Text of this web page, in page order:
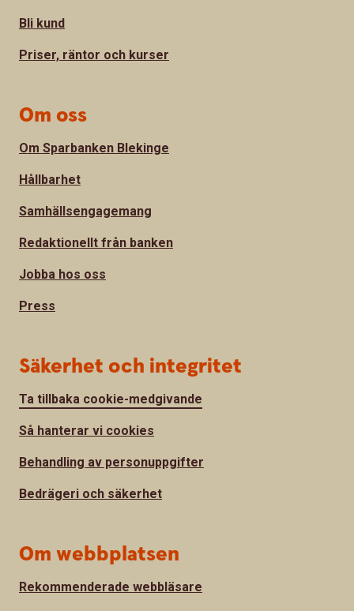
Bli kund
Priser, räntor och kurser
Om oss
Om Sparbanken Blekinge
Hållbarhet
Samhällsengagemang
Redaktionellt från banken
Jobba hos oss
Press
Säkerhet och integritet
Ta tillbaka cookie-medgivande
Så hanterar vi cookies
Behandling av personuppgifter
Bedrägeri och säkerhet
Om webbplatsen
Rekommenderade webbläsare